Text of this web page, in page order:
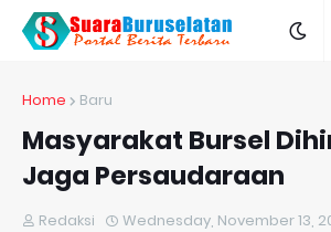
Home Baru
Masyarakat Bursel
Jaga Persaudaraan
Redaksi Wednesday, November 13,